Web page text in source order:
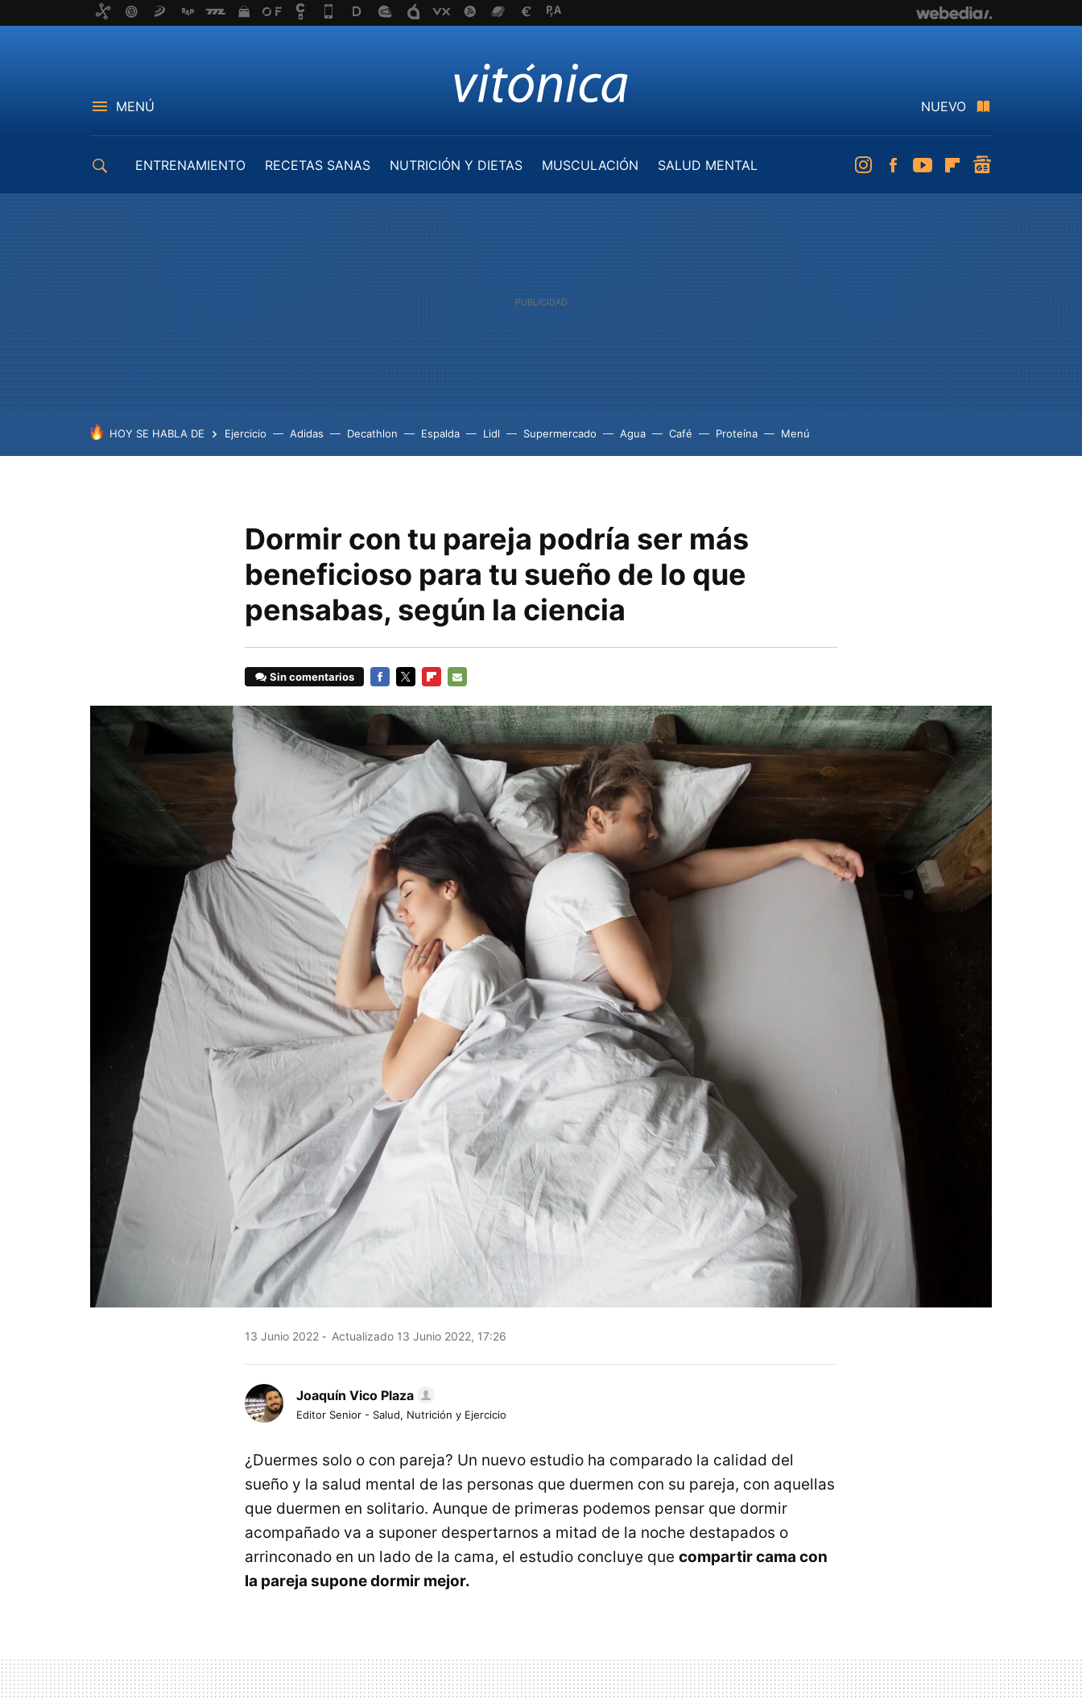
MENÚ NUEVO
ENTRENAMIENTO RECETAS SANAS NUTRICIÓN Y DIETAS MUSCULACIÓN
SALUD MENTAL
InstagramFacebookYoutubeFlipboard
HOY SE HABLA DE Ejercicio Adidas Decathlon Espalda Lidl Supermercado Agua Café Proteína Menú
Dormir con tu pareja podría ser más
beneficioso para tu sueño de lo que
pensabas, según la ciencia
Sin comentarios
MAIL
13 Junio 2022 Actualizado 13 Junio 2022, 17:26
Joaquín Vico Plaza
Editor Senior - Salud, Nutrición y Ejercicio
¿Duermes solo o con pareja? Un nuevo estudio ha comparado la calidad del
sueño y la salud mental de las personas que duermen con su pareja, con aquellas
que duermen en solitario. Aunque de primeras podemos pensar que dormir
acompañado va a suponer despertarnos a mitad de la noche destapados o
arrinconado en un lado de la cama, el estudio concluye que compartir cama con
la pareja supone dormir mejor.